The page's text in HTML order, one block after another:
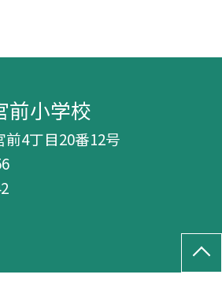
前小学校
4丁目20番12号